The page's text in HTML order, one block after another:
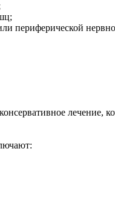
периферической
лечение,